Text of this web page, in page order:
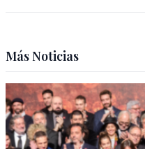
Más Noticias